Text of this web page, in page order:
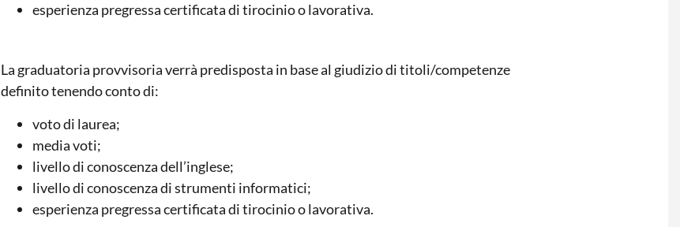
esperienza pregressa certificata di tirocinio o lavorativa.
La graduatoria provvisoria verrà predisposta in base al giudizio di titoli/competenze
definito tenendo conto di:
voto di laurea;
media voti;
livello di conoscenza dell’inglese;
livello di conoscenza di strumenti informatici;
esperienza pregressa certificata di tirocinio o lavorativa.